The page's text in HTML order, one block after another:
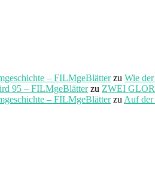
– FILMgeBlätterzu Wie
95 – FILMgeBlätterzu ZWEI
– FILMgeBlätterzu Auf der